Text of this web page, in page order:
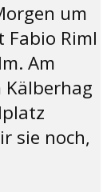
um
Riml
Am
Kälberhag
sie noch,